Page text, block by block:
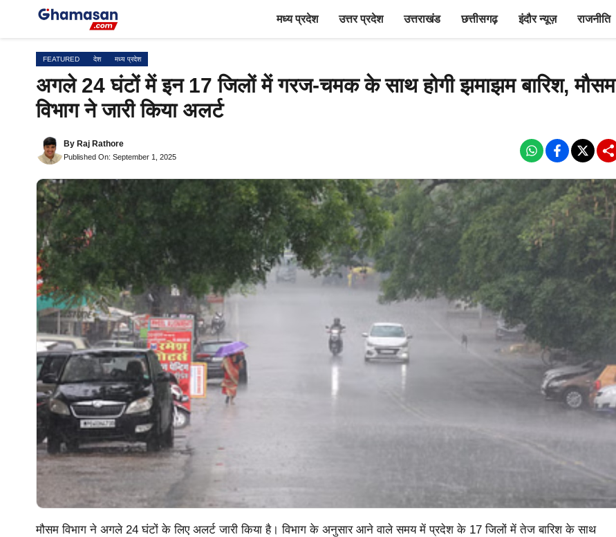
मध्य प्रदेश उत्तर प्रदेश उत्तराखंड छत्तीसगढ़ इंदौर न्यूज़ राजनीति
FEATURED देश मध्य प्रदेश
अगले 24 घंटों में इन 17 जिलों में गरज-चमक के साथ होगी झमाझम बारिश, मौसम
विभाग ने जारी किया अलर्ट
By Raj Rathore
Published On: September 1, 2025
मौसम विभाग ने अगले 24 घंटों के लिए अलर्ट जारी किया है। विभाग के अनुसार आने वाले समय में प्रदेश के 17 जिलों में तेज बारिश के साथ